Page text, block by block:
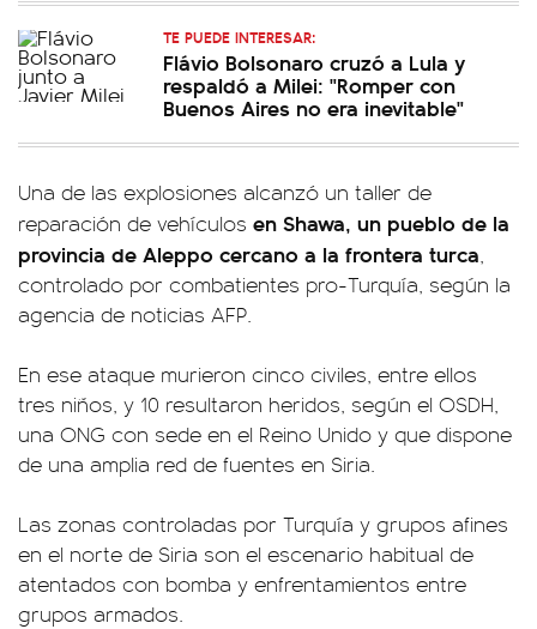
TE PUEDE INTERESAR:
Flávio Bolsonaro cruzó a Lula y
respaldó a Milei: "Romper con
Buenos Aires no era inevitable"
Una de las explosiones alcanzó un taller de
reparación de vehículos en Shawa, un pueblo de la
provincia de Aleppo cercano a la frontera turca,
controlado por combatientes pro-Turquía, según la
agencia de noticias AFP.
En ese ataque murieron cinco civiles, entre ellos
tres niños, y 10 resultaron heridos, según el OSDH,
una ONG con sede en el Reino Unido y que dispone
de una amplia red de fuentes en Siria.
Las zonas controladas por Turquía y grupos afines
en el norte de Siria son el escenario habitual de
atentados con bomba y enfrentamientos entre
grupos armados.